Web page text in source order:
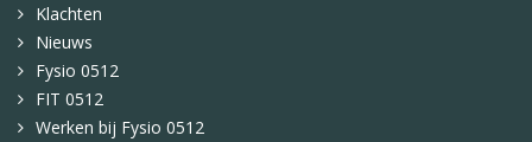
Klachten
Nieuws
Fysio 0512
FIT 0512
Werken bij Fysio 0512